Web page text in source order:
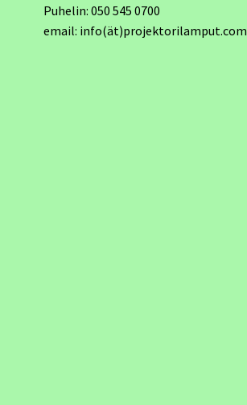
Puhelin: 050 545 0700
email: info(ät)projektorilamput.com